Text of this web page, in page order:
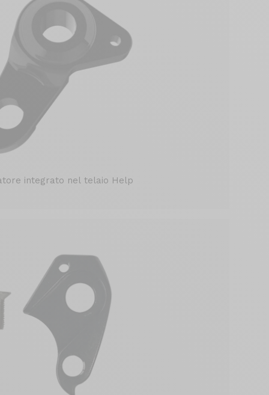
integrato nel telaio Help